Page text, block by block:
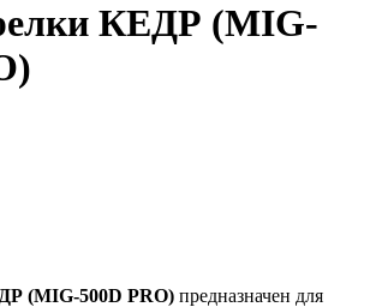
КЕДР (MIG-
(MIG-500D PRO) предназначен для